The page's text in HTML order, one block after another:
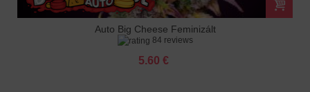
Auto Big Cheese Feminizált
84 reviews
5.60 €